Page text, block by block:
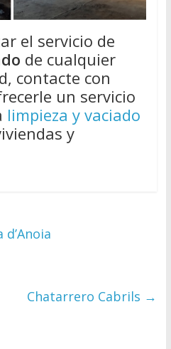
el servicio de
de cualquier
contacte con
un servicio
limpieza y vaciado
y
Chatarrero Cabrils →